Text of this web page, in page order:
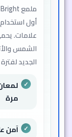
أول
علامات.
الشمس
الجديد
مرة
آمن